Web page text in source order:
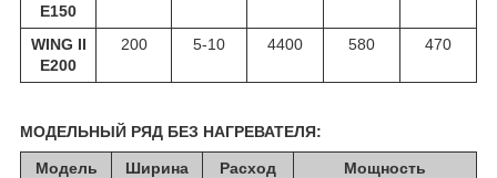
E150
WING II
E200
200 5-10 4400 580 470
МОДЕЛЬНЫЙ РЯД БЕЗ НАГРЕВАТЕЛЯ:
Модель
Ширина
Расход
Мощность